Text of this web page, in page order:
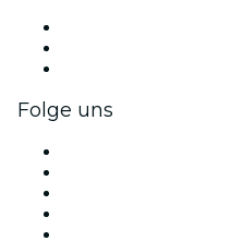
Folge uns